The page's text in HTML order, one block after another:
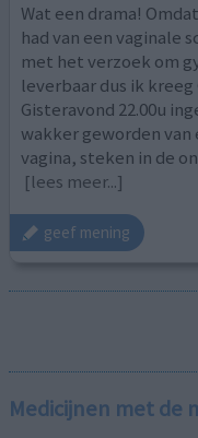
Wat een drama!
had van een vaginale
met het verzoek om
leverbaar dus ik
Gisteravond 22.00u
wakker geworden
vagina, steken in de
[lees meer...]
geef mening
Medicijnen met de